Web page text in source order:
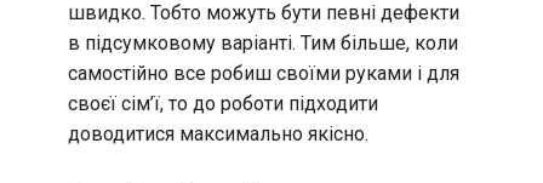
швидко. Тобто можуть бути певні дефекти
в підсумковому варіанті. Тим більше, коли
самостійно все робиш своїми руками і для
своєї сім’ї, то до роботи підходити
доводитися максимально якісно.